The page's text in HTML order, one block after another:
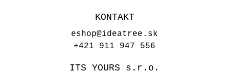
KONTAKT
eshop@ideatree.sk
+421 911 947 556
ITS YOURS s.r.o.